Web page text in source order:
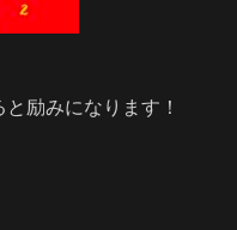
励みになります！